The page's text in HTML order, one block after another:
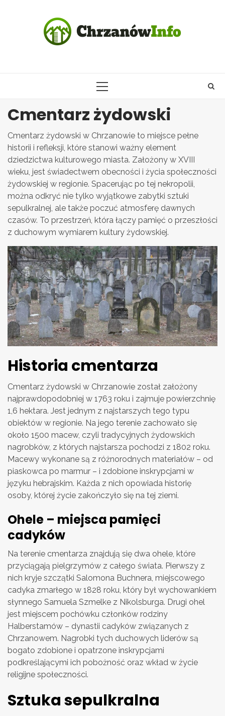
PRIMARY
Cmentarz żydowski
Cmentarz żydowski w Chrzanowie to miejsce pełne
historii i refleksji, które stanowi ważny element
dziedzictwa kulturowego miasta. Założony w XVIII
wieku, jest świadectwem obecności i życia społeczności
żydowskiej w regionie. Spacerując po tej nekropolii,
można odkryć nie tylko wyjątkowe zabytki sztuki
sepulkralnej, ale także poczuć atmosferę dawnych
czasów. To przestrzeń, która łączy pamięć o przeszłości
z duchowym wymiarem kultury żydowskiej.
Historia cmentarza
Cmentarz żydowski w Chrzanowie został założony
najprawdopodobniej w 1763 roku i zajmuje powierzchnię
1,6 hektara. Jest jednym z najstarszych tego typu
obiektów w regionie. Na jego terenie zachowało się
około 1500 macew, czyli tradycyjnych żydowskich
nagrobków, z których najstarsza pochodzi z 1802 roku.
Macewy wykonane są z różnorodnych materiałów – od
piaskowca po marmur – i zdobione inskrypcjami w
języku hebrajskim. Każda z nich opowiada historię
osoby, której życie zakończyło się na tej ziemi.
Ohele – miejsca pamięci
cadyków
Na terenie cmentarza znajdują się dwa ohele, które
przyciągają pielgrzymów z całego świata. Pierwszy z
nich kryje szczątki Salomona Buchnera, miejscowego
cadyka zmarłego w 1828 roku, który był wychowankiem
słynnego Samuela Szmelke z Nikolsburga. Drugi ohel
jest miejscem pochówku członków rodziny
Halberstamów – dynastii cadyków związanych z
Chrzanowem. Nagrobki tych duchowych liderów są
bogato zdobione i opatrzone inskrypcjami
podkreślającymi ich pobożność oraz wkład w życie
religijne społeczności.
Sztuka sepulkralna